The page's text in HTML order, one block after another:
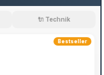
🔌 Technik
Bestseller